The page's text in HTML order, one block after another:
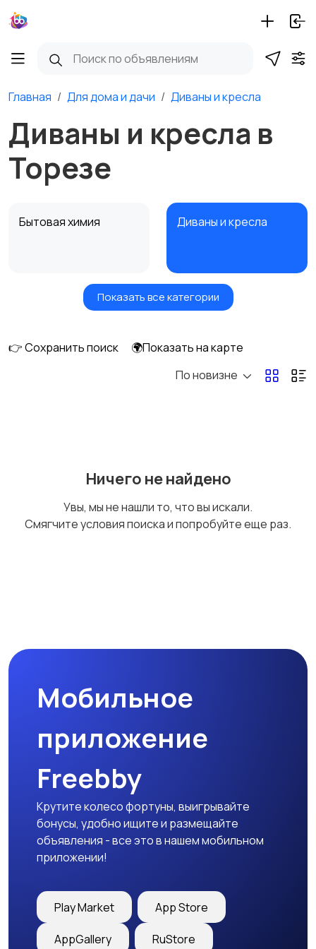
Главная Для дома и дачи Диваны и кресла
Диваны и кресла в
Торезе
Бытовая химия Диваны и кресла
Кровати и матрасы Кухонные гарнитуры
Оформление
сигнализации
Столы и стулья Текстиль и ковры
Шкафы и комоды
Показать все категории
👉 Сохранить поиск
🌍Показать на карте
По новизне
Ничего не найдено
Увы, мы не нашли то, что вы искали.
Смягчите условия поиска и попробуйте еще раз.
Мобильное
приложение
Freebby
Крутите колесо фортуны, выигрывайте
бонусы, удобно ищите и размещайте
объявления - все это в нашем мобильном
приложении!
Play Market App Store
AppGallery RuStore